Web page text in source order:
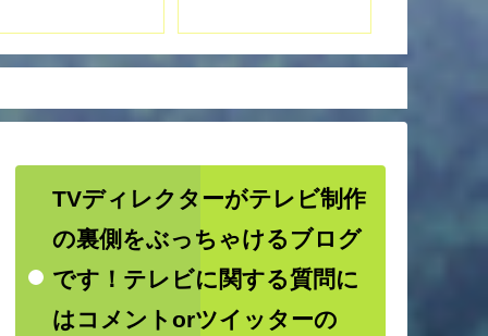
TVディレクターがテレビ制作
の裏側をぶっちゃけるブログ
です！テレビに関する質問に
はコメントorツイッターの